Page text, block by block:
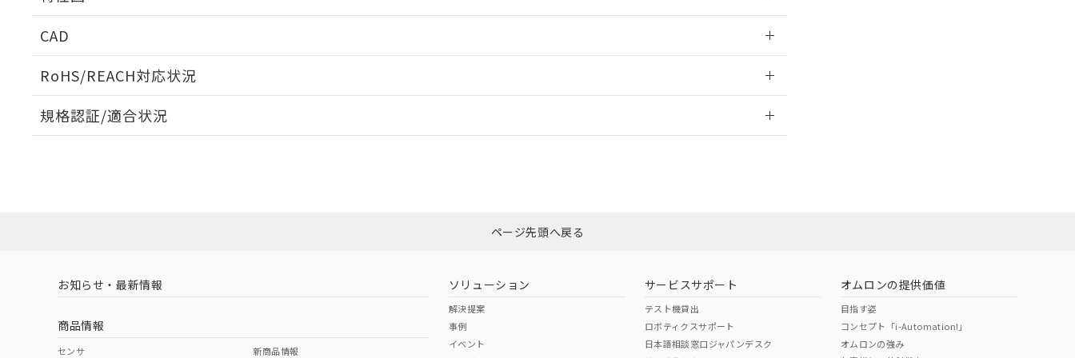
タイムチャート
A: 40mm以上、B: 35mm以上
金属埋め込み
CAD
RoHS/REACH対応状況
EU RoHS 注意事項・凡例
ダウンロードはこちら
中国 RoHS 注意事項・凡例
中国 RoHS表
規格認証/適合状況
ページ先頭へ戻る
お知らせ・最新情報
商品情報
センサ 新商品情報
ソリューション
解決提案
事例
イベント
サービスサポート
テスト機貸出
ロボティクスサポート
日本語相談窓口ジャパンデスク
オムロンの提供価値
目指す姿
コンセプト「i-Automation!」
オムロンの強み